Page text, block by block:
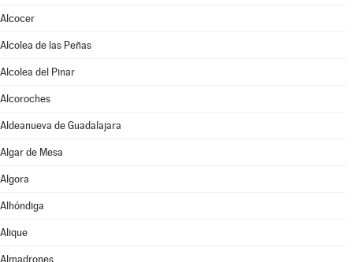
Alcocer
Alcolea de las Peñas
Alcolea del Pinar
Alcoroches
Aldeanueva de Guadalajara
Algar de Mesa
Algora
Alhóndiga
Alique
Almadrones